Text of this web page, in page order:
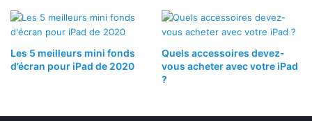
Les 5 meilleurs mini fonds
d’écran pour iPad de 2020
Quels accessoires devez-
vous acheter avec votre iPad
?